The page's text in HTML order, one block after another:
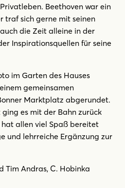
Beethoven war ein
traf sich gerne mit seinen
die Zeit alleine in der
Inspirationsquellen für seine
im Garten des Hauses
gemeinsamen
Marktplatz abgerundet.
es mit der Bahn zurück
hat allen viel Spaß bereitet
und lehrreiche Ergänzung zur
Tim Andras, C. Hobinka